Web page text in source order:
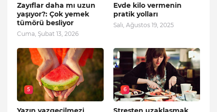
Zayıflar daha mı uzun
yaşıyor?: Çok yemek
tümörü besliyor
Cuma, Şubat 13, 2026
Evde kilo vermenin
pratik yolları
Salı, Ağustos 19, 2025
5 6